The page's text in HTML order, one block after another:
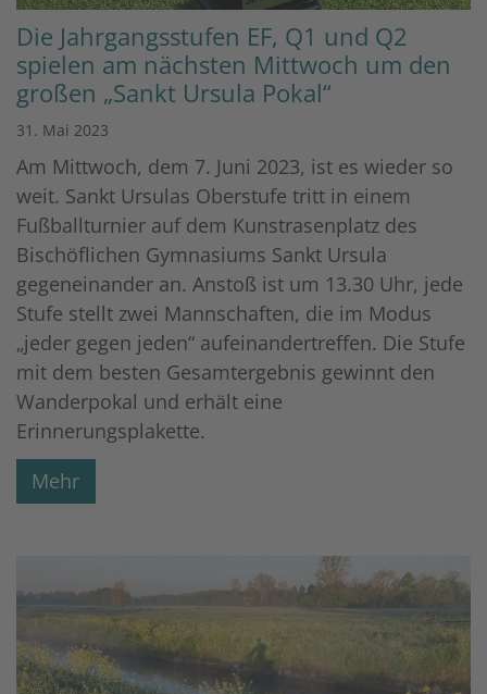
Die Jahrgangsstufen EF, Q1 und Q2
spielen am nächsten Mittwoch um den
großen „Sankt Ursula Pokal“
31. Mai 2023
Am Mittwoch, dem 7. Juni 2023, ist es wieder so
weit. Sankt Ursulas Oberstufe tritt in einem
Fußballturnier auf dem Kunstrasenplatz des
Bischöflichen Gymnasiums Sankt Ursula
gegeneinander an. Anstoß ist um 13.30 Uhr, jede
Stufe stellt zwei Mannschaften, die im Modus
„jeder gegen jeden“ aufeinandertreffen. Die Stufe
mit dem besten Gesamtergebnis gewinnt den
Wanderpokal und erhält eine
Erinnerungsplakette.
Mehr